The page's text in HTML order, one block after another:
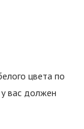
цвета по
вас должен